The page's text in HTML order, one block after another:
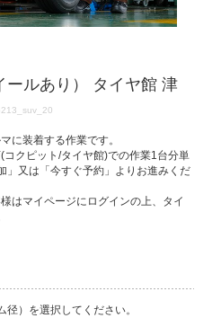
ールあり） タイヤ館 津
に装着する作業です。
クピット/タイヤ館)での作業1台分単
」又は「今すぐ予約」よりお進みくだ
はマイページにログインの上、タイ
）を選択してください。